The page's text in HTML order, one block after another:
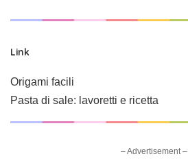
Link
Origami facili
Pasta di sale: lavoretti e ricetta
– Advertisement –